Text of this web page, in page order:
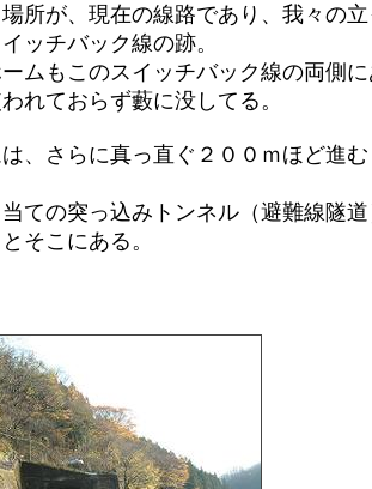
所が、現在の線路であり、我々の
ッチバック線の跡。
ムもこのスイッチバック線の両側
れておらず藪に没してる。
、さらに真っ直ぐ２００ｍほど進
ての突っ込みトンネル（避難線隧
そこにある。